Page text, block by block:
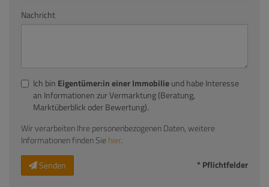
Nachricht
Ich bin Eigentümer:in einer Immobilieund habe Interesse
an Informationen zur Vermarktung (Beratung,
Marktüberblick oder Bewertung).
Wir verarbeiten Ihre personenbezogenen Daten, weitere
Informationen finden Siehier.
Senden
* Pflichtfelder